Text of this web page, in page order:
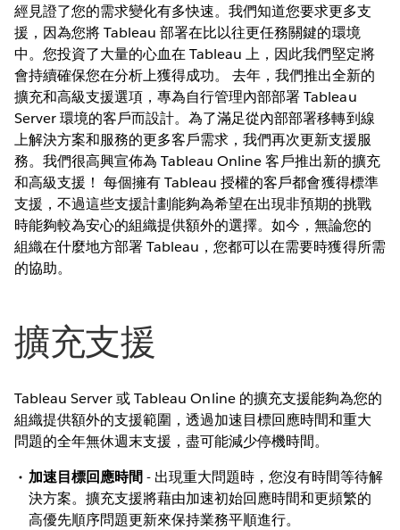
經見證了您的需求變化有多快速。我們知道您要求更多支
援，因為您將 Tableau 部署在比以往更任務關鍵的環境
中。您投資了大量的心血在 Tableau 上，因此我們堅定將
會持續確保您在分析上獲得成功。 去年，我們推出全新的
擴充和高級支援選項，專為自行管理內部部署 Tableau
Server 環境的客戶而設計。為了滿足從內部部署移轉到線
上解決方案和服務的更多客戶需求，我們再次更新支援服
務。我們很高興宣佈為 Tableau Online 客戶推出新的擴充
和高級支援！ 每個擁有 Tableau 授權的客戶都會獲得標準
支援，不過這些支援計劃能夠為希望在出現非預期的挑戰
時能夠較為安心的組織提供額外的選擇。如今，無論您的
組織在什麼地方部署 Tableau，您都可以在需要時獲得所需
的協助。
擴充支援
Tableau Server 或 Tableau Online 的擴充支援能夠為您的
組織提供額外的支援範圍，透過加速目標回應時間和重大
問題的全年無休週末支援，盡可能減少停機時間。
加速目標回應時間 - 出現重大問題時，您沒有時間等待解
決方案。擴充支援將藉由加速初始回應時間和更頻繁的
高優先順序問題更新來保持業務平順進行。